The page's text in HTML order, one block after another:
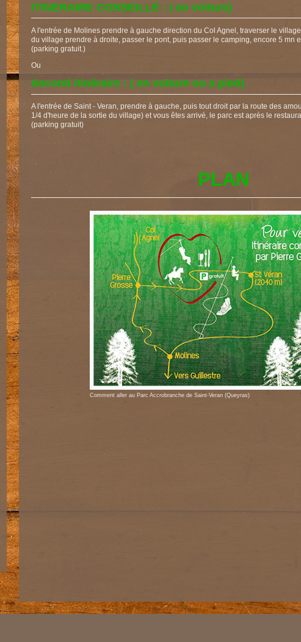
ITINERAIRE CONSEILLÉ : ( en voiture)
A l'entrée de Molines prendre à gauche direction du Col Agnel, traverser le
du village prendre à droite, passer le pont, puis passer le camping, encore 5 mn
(parking gratuit.)
Ou
Second itinéraire : ( en voiture ou a pied)
A l'entrée de Saint - Veran, prendre à gauche, puis tout droit par la route des
1/4 d'heure de la sortie du village) et vous êtes arrivé, le parc est après le
(parking gratuit)
PLAN
Comment aller au Parc Accrobranche de Saint-Veran (Queyras)